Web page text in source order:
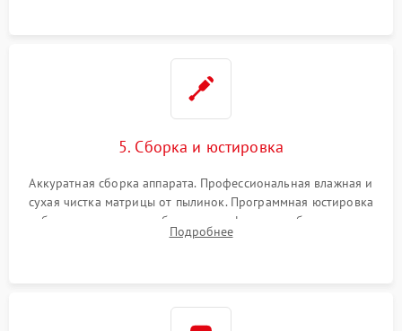
5. Сборка и юстировка
Аккуратная сборка аппарата. Профессиональная влажная и
сухая чистка матрицы от пылинок. Программная юстировка
рабочего отрезка, калибровка автофокуса, стабилизатора и
экспозамера с помощью сервисного ПО.
Подробнее